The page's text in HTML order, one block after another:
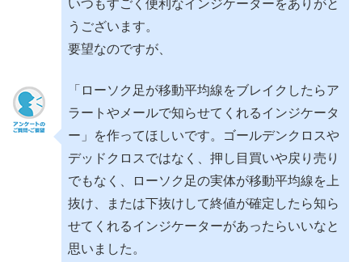
いつもすごく便利なインジケーターをありがと
うございます。
要望なのですが、
「ローソク足が移動平均線をブレイクしたらア
ラートやメールで知らせてくれるインジケータ
ー」を作ってほしいです。ゴールデンクロスや
デッドクロスではなく、押し目買いや戻り売り
でもなく、ローソク足の実体が移動平均線を上
抜け、または下抜けして終値が確定したら知ら
せてくれるインジケーターがあったらいいなと
思いました。